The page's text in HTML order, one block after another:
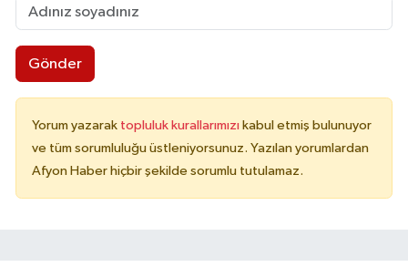
Gönder
Yorum yazarak topluluk kurallarımızı kabul etmiş bulunuyor
ve tüm sorumluluğu üstleniyorsunuz. Yazılan yorumlardan
Afyon Haber hiçbir şekilde sorumlu tutulamaz.